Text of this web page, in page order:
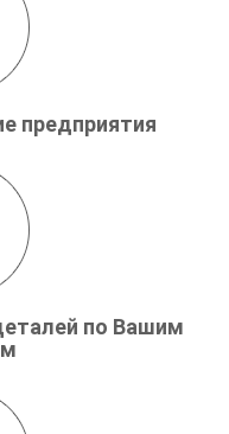
предприятия
по Вашим